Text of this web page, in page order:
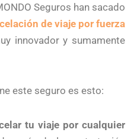
Seguros han sacado
de viaje por fuerza
innovador y sumamente
este seguro es esto:
tu viaje por cualquier